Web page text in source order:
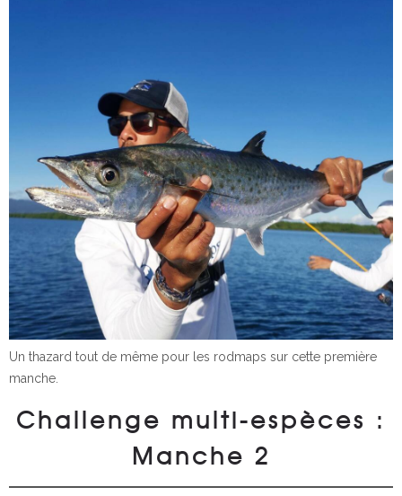
Un thazard tout de même pour les rodmaps sur cette première
manche.
Challenge multi-espèces :
Manche 2